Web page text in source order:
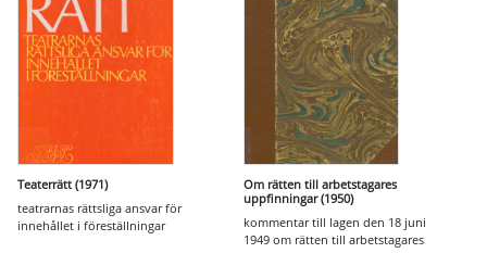
Teaterrätt (1971)
teatrarnas rättsliga ansvar för
innehållet i föreställningar
Om rätten till arbetstagares
uppfinningar (1950)
kommentar till lagen den 18 juni
1949 om rätten till arbetstagares